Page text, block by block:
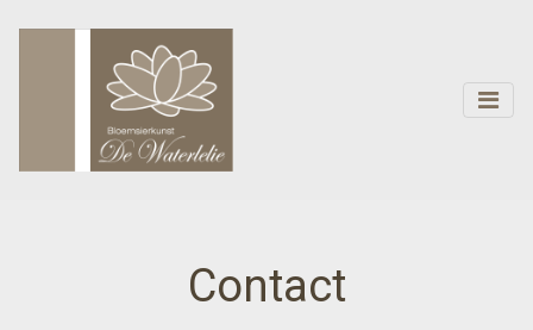
Contact